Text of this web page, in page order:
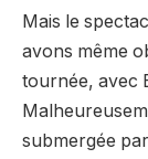
Mais le
avons même
tournée, avec
submergée